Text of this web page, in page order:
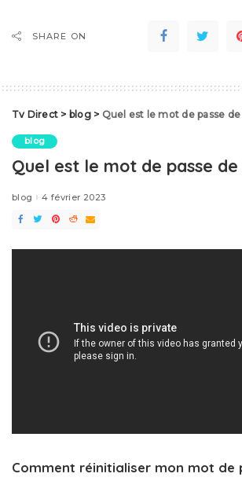
SHARE ON
Tv Direct > blog> Quel est le mot de passe
blog
Quel est le mot de passe de
blog 4 février 2023
Comment réinitialiser mon mot de